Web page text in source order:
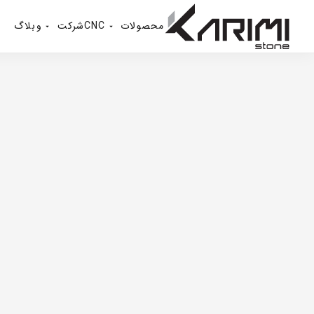
محصولات CNCشرکت وبلاگ